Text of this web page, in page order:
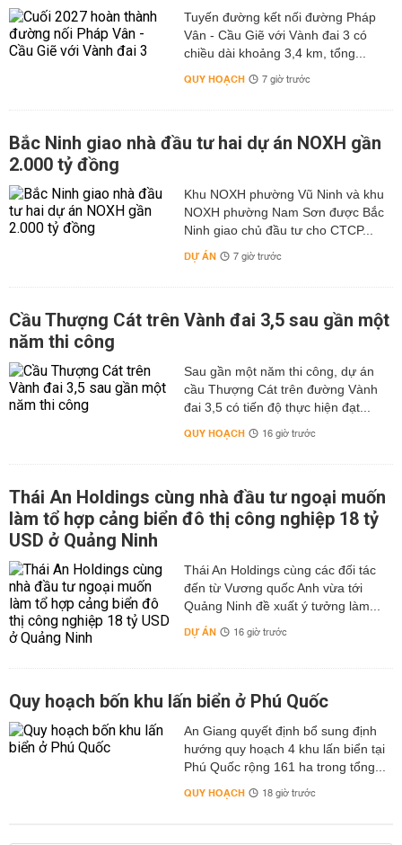
Tuyến đường kết nối đường Pháp
Vân - Cầu Giẽ với Vành đai 3 có
chiều dài khoảng 3,4 km, tổng...
QUY HOẠCH 7 giờ trước
Bắc Ninh giao nhà đầu tư hai dự án NOXH gần
2.000 tỷ đồng
Khu NOXH phường Vũ Ninh và khu
NOXH phường Nam Sơn được Bắc
Ninh giao chủ đầu tư cho CTCP...
DỰ ÁN 7 giờ trước
Cầu Thượng Cát trên Vành đai 3,5 sau gần một
năm thi công
Sau gần một năm thi công, dự án
cầu Thượng Cát trên đường Vành
đai 3,5 có tiến độ thực hiện đạt...
QUY HOẠCH 16 giờ trước
Thái An Holdings cùng nhà đầu tư ngoại muốn
làm tổ hợp cảng biển đô thị công nghiệp 18 tỷ
USD ở Quảng Ninh
Thái An Holdings cùng các đối tác
đến từ Vương quốc Anh vừa tới
Quảng Ninh đề xuất ý tưởng làm...
DỰ ÁN 16 giờ trước
Quy hoạch bốn khu lấn biển ở Phú Quốc
An Giang quyết định bổ sung định
hướng quy hoạch 4 khu lấn biển tại
Phú Quốc rộng 161 ha trong tổng...
QUY HOẠCH 18 giờ trước